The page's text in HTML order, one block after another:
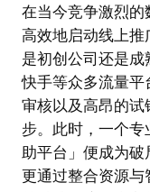
在当今竞争激烈的
高效地启动线上
是初创公司还是成
快手等众多流量
审核以及高昂的
步。此时，一个
助平台」便成为破
更通过整合资源